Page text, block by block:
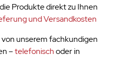
Produkte direkt zu Ihnen
und Versandkosten
von unserem fachkundigen
–telefonischoder in